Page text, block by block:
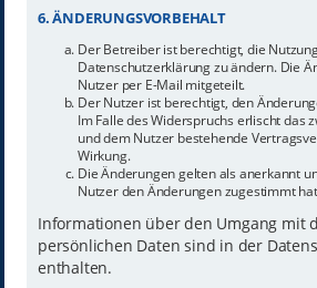
6. ÄNDERUNGSVORBEHALT
Der Betreiber ist berechtigt, die
Datenschutzerklärung zu ändern. Die
Nutzer per E-Mail mitgeteilt.
Der Nutzer ist berechtigt, den
Im Falle des Widerspruchs erlischt das
und dem Nutzer bestehende
Wirkung.
Die Änderungen gelten als anerkannt
Nutzer den Änderungen zugestimmt
Informationen über den Umgang mit
persönlichen Daten sind in der
enthalten.